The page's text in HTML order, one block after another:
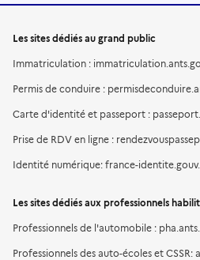
Les sites dédiés au grand public
Immatriculation :
Permis de conduire :
Carte d'identité et passeport :
Prise de RDV en ligne :
Identité numérique: france-
Les sites dédiés aux professionnels
Professionnels de l'automobile :
Professionnels des auto-écoles et